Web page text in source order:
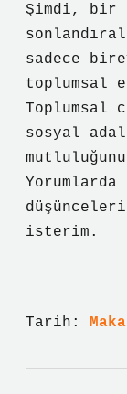
Şimdi, bir
sadece
toplumsal
sosyal
isterim.
Tarih: